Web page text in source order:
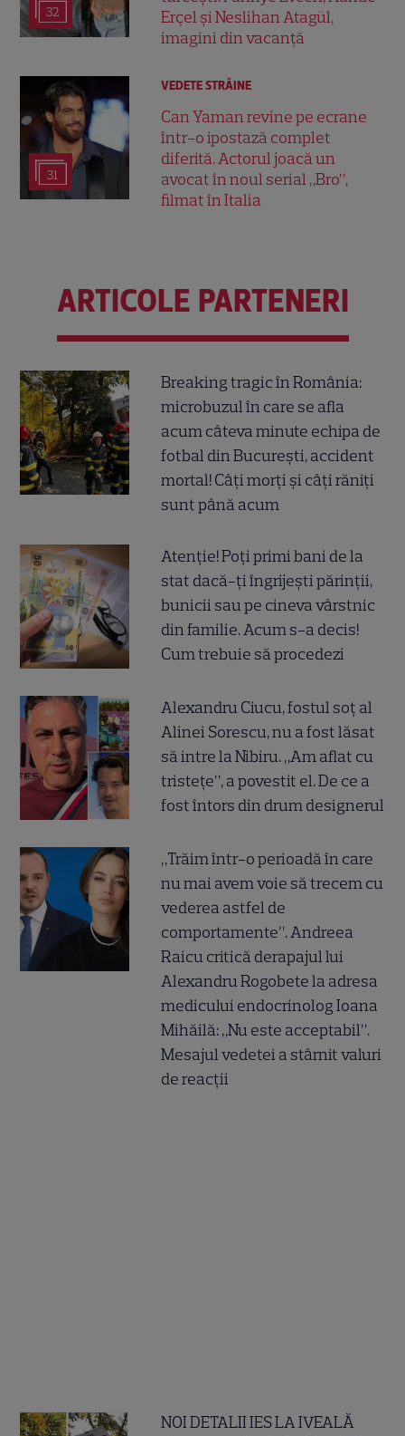
32
Erçel și Neslihan Atagül,
imagini din vacanță
31
VEDETE STRĂINE
Can Yaman revine pe ecrane
într-o ipostază complet
diferită. Actorul joacă un
avocat în noul serial „Bro”,
filmat în Italia
ARTICOLE PARTENERI
Breaking tragic în România:
microbuzul în care se afla
acum câteva minute echipa de
fotbal din București, accident
mortal! Câți morți și câți răniți
sunt până acum
Atenție! Poți primi bani de la
stat dacă-ți îngrijești părinții,
bunicii sau pe cineva vârstnic
din familie. Acum s-a decis!
Cum trebuie să procedezi
Alexandru Ciucu, fostul soț al
Alinei Sorescu, nu a fost lăsat
să intre la Nibiru. „Am aflat cu
tristețe”, a povestit el. De ce a
fost întors din drum designerul
„Trăim într-o perioadă în care
nu mai avem voie să trecem cu
vederea astfel de
comportamente”. Andreea
Raicu critică derapajul lui
Alexandru Rogobete la adresa
medicului endocrinolog Ioana
Mihăilă: „Nu este acceptabil”.
Mesajul vedetei a stârnit valuri
de reacții
NOI DETALII IES LA IVEALĂ